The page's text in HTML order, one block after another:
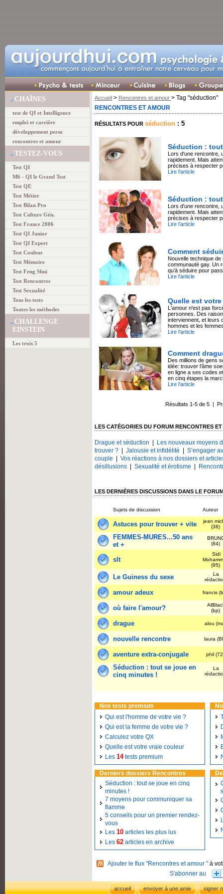
CHAÎNES
test de QI et Intelligence
emploi et carrière
développement perso
rencontres et amour
TESTEZ-VOUS
Test QI
M6 - QI le Grand Test
Test QE
Test Métier
Test Bilan Pro
Test Culture Gén.
Test France 2006
Test QI Junior
Test QI Expert
Test Couleur
Test Mémoire
Test Feng Shui
Test Rencontres
Test Sexualité
Tous les tests
Toutes les méthodes
CHALLENGE
EINSTEIN
Les trois 5
Accueil > Rencontres et amour > Tag "séduction"
RENCONTRES ET AMOUR
RÉSULTATS POUR séduction : 5
Séduction :
Lors d'une rencontre,
rapidement. Mais
précises à respecter
Lire l'article
Séduction :
Lors d'une rencontre,
rapidement. Mais
précises à respecter
Lire l'article
Comment
Nouvelle technique
communauté gay. Un
qu’à séduire pour
Lire l'article
Quelle est
L'amour n'est pas
personnes. Des
interviennent, et leurs
hommes et les
Lire l'article
Comment
Des millions de gens
idée: trouver l'âme
en ligne a ses codes
en cinq étapes la
Lire l'article
Résultats 1-5 de 5 |
LES CATÉGORIES DU FORUM RENCONTRES
Drague et séduction
Les nouveaux moyens
trouver ?
Jalousie et infidélité
S’engager
couple
Vos réactions à nos dossiers et
désillusions
Sexualité et érotisme
LES DERNIÈRES DISCUSSIONS DANS LE
Sujets de discussion Auteur
Astuces pour trouver + vite
jean
(38)
FEMMES-MURES...50 ans
et +
(84)
slt
Sidi
(95)
Le Guiness du sexe
La
amour adeux francis
où faire l'amour?
(bp)
drague alou
nouvelle rencontre laura
aventure extra-conjugale phil
Séduction : tout se joue en
cinq minutes !
La
Nos tests premium
Qui est l'homme de votre vie ?
Qui est la femme de votre vie ?
Calculez votre QX
Quelle est votre vraie couleur
Les 14tests premium
Derniers dossiers Rencontres
Séduction : tout se joue en cinq
minutes !
7 moyens pour communiquer sa
flamme
5 conseils pour un premier rendez-
vous
Les 10 articles les plus lus
Les 62 articles en archive
Ajouter le flux "Rencontres et amour " à
accueil envoyer à une amie signer